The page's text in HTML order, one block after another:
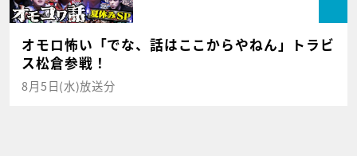
オモロ怖い「でな、話はここからやねん」トラビ
ス松倉参戦！
8月5日(水)放送分